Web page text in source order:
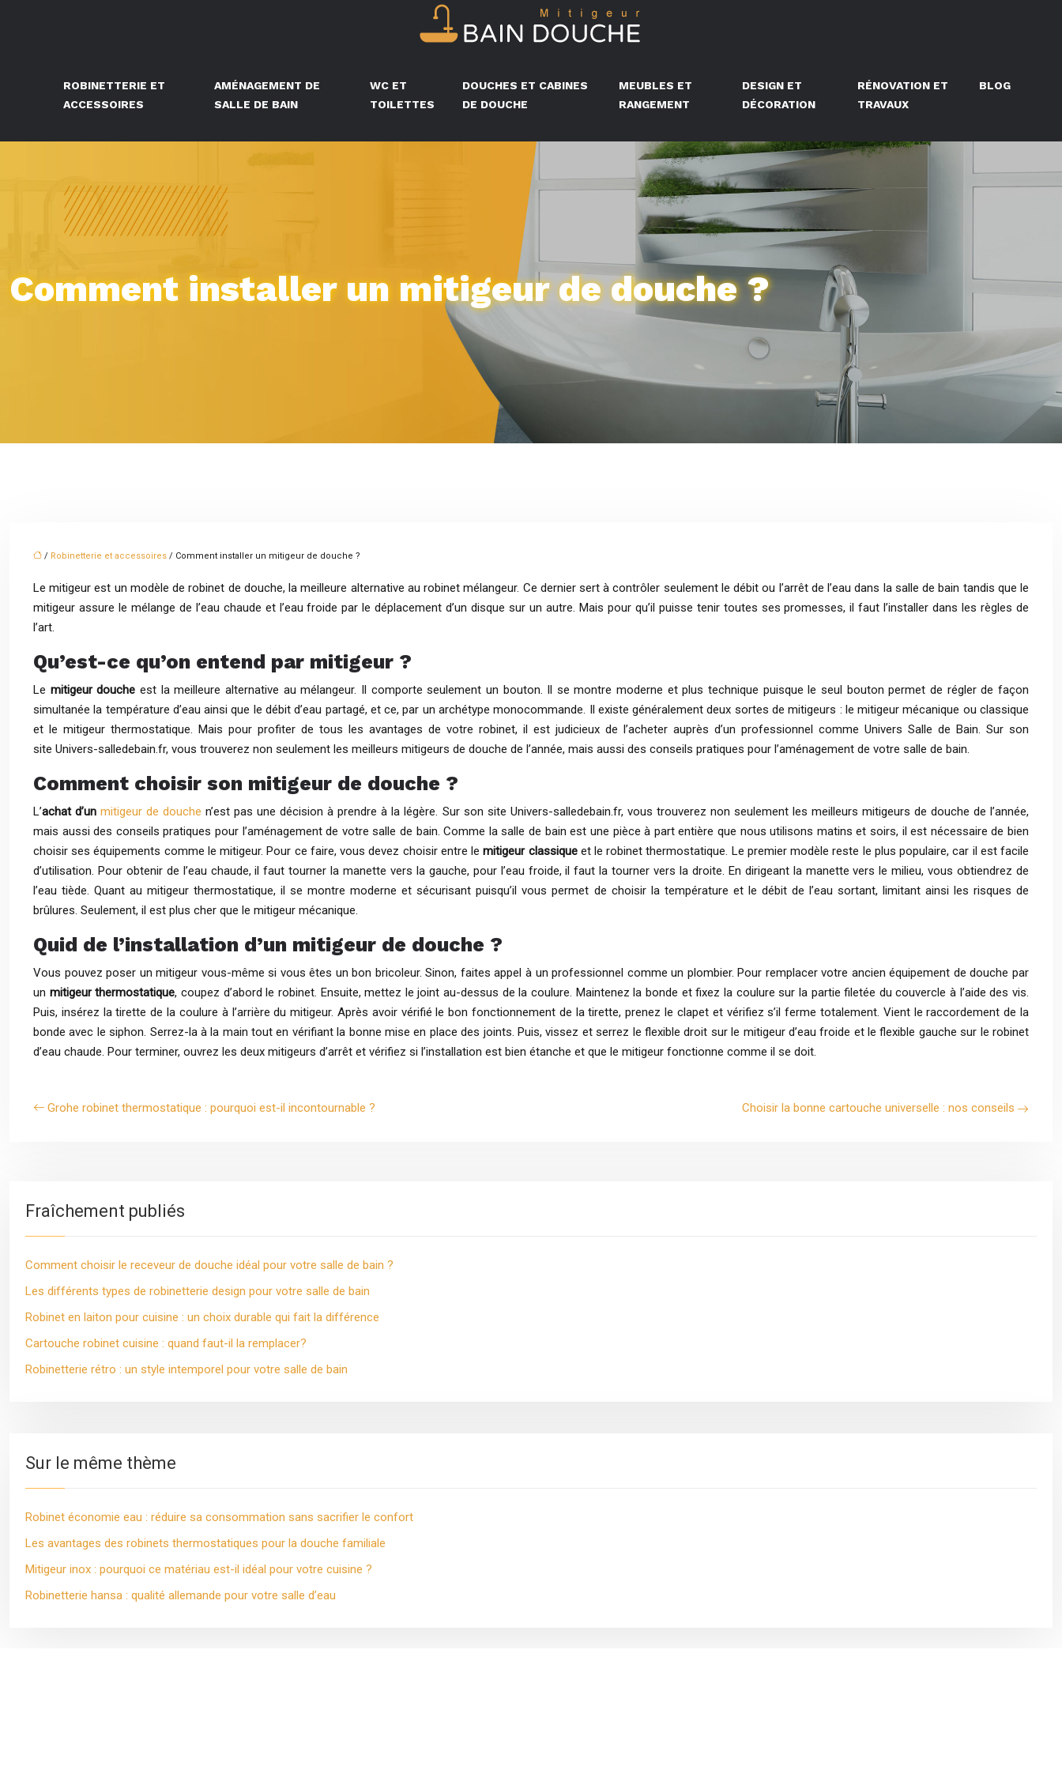
ROBINETTERIE ET
ACCESSOIRES
AMÉNAGEMENT DE
SALLE DE BAIN
WC ET
TOILETTES
DOUCHES ET CABINES
DE DOUCHE
MEUBLES ET
RANGEMENT
DESIGN ET
DÉCORATION
RÉNOVATION ET
TRAVAUX
BLOG
Comment installer un mitigeur de douche ?
/ Robinetterie et accessoires / Comment installer un mitigeur de douche ?
Le mitigeur est un modèle de robinet de douche, la meilleure alternative au robinet mélangeur. Ce dernier sert à contrôler seulement le débit ou l’arrêt de l’eau dans la salle de bain tandis que le
mitigeur assure le mélange de l’eau chaude et l’eau froide par le déplacement d’un disque sur un autre. Mais pour qu’il puisse tenir toutes ses promesses, il faut l’installer dans les règles de
l’art.
Qu’est-ce qu’on entend par mitigeur ?
Le mitigeur douche est la meilleure alternative au mélangeur. Il comporte seulement un bouton. Il se montre moderne et plus technique puisque le seul bouton permet de régler de façon
simultanée la température d’eau ainsi que le débit d’eau partagé, et ce, par un archétype monocommande. Il existe généralement deux sortes de mitigeurs : le mitigeur mécanique ou classique
et le mitigeur thermostatique. Mais pour profiter de tous les avantages de votre robinet, il est judicieux de l’acheter auprès d’un professionnel comme Univers Salle de Bain. Sur son
site Univers-salledebain.fr, vous trouverez non seulement les meilleurs mitigeurs de douche de l’année, mais aussi des conseils pratiques pour l’aménagement de votre salle de bain.
Comment choisir son mitigeur de douche ?
L’achat d’unmitigeur de douche n’est pas une décision à prendre à la légère. Sur son site Univers-salledebain.fr, vous trouverez non seulement les meilleurs mitigeurs de douche de l’année,
mais aussi des conseils pratiques pour l’aménagement de votre salle de bain. Comme la salle de bain est une pièce à part entière que nous utilisons matins et soirs, il est nécessaire de bien
choisir ses équipements comme le mitigeur. Pour ce faire, vous devez choisir entre lemitigeur classiqueet le robinet thermostatique. Le premier modèle reste le plus populaire, car il est facile
d’utilisation. Pour obtenir de l’eau chaude, il faut tourner la manette vers la gauche, pour l’eau froide, il faut la tourner vers la droite. En dirigeant la manette vers le milieu, vous obtiendrez de
l’eau tiède. Quant au mitigeur thermostatique, il se montre moderne et sécurisant puisqu’il vous permet de choisir la température et le débit de l’eau sortant, limitant ainsi les risques de
brûlures. Seulement, il est plus cher que le mitigeur mécanique.
Quid de l’installation d’un mitigeur de douche ?
Vous pouvez poser un mitigeur vous-même si vous êtes un bon bricoleur. Sinon, faites appel à un professionnel comme un plombier. Pour remplacer votre ancien équipement de douche par
un mitigeur thermostatique, coupez d’abord le robinet. Ensuite, mettez le joint au-dessus de la coulure. Maintenez la bonde et fixez la coulure sur la partie filetée du couvercle à l’aide des vis.
Puis, insérez la tirette de la coulure à l’arrière du mitigeur. Après avoir vérifié le bon fonctionnement de la tirette, prenez le clapet et vérifiez s’il ferme totalement. Vient le raccordement de la
bonde avec le siphon. Serrez-la à la main tout en vérifiant la bonne mise en place des joints. Puis, vissez et serrez le flexible droit sur le mitigeur d’eau froide et le flexible gauche sur le robinet
d’eau chaude. Pour terminer, ouvrez les deux mitigeurs d’arrêt et vérifiez si l’installation est bien étanche et que le mitigeur fonctionne comme il se doit.
Grohe robinet thermostatique : pourquoi est-il incontournable ? Choisir la bonne cartouche universelle : nos conseils
Fraîchement publiés
Comment choisir le receveur de douche idéal pour votre salle de bain ?
Les différents types de robinetterie design pour votre salle de bain
Robinet en laiton pour cuisine : un choix durable qui fait la différence
Cartouche robinet cuisine : quand faut-il la remplacer?
Robinetterie rétro : un style intemporel pour votre salle de bain
Sur le même thème
Robinet économie eau : réduire sa consommation sans sacrifier le confort
Les avantages des robinets thermostatiques pour la douche familiale
Mitigeur inox : pourquoi ce matériau est-il idéal pour votre cuisine ?
Robinetterie hansa : qualité allemande pour votre salle d’eau